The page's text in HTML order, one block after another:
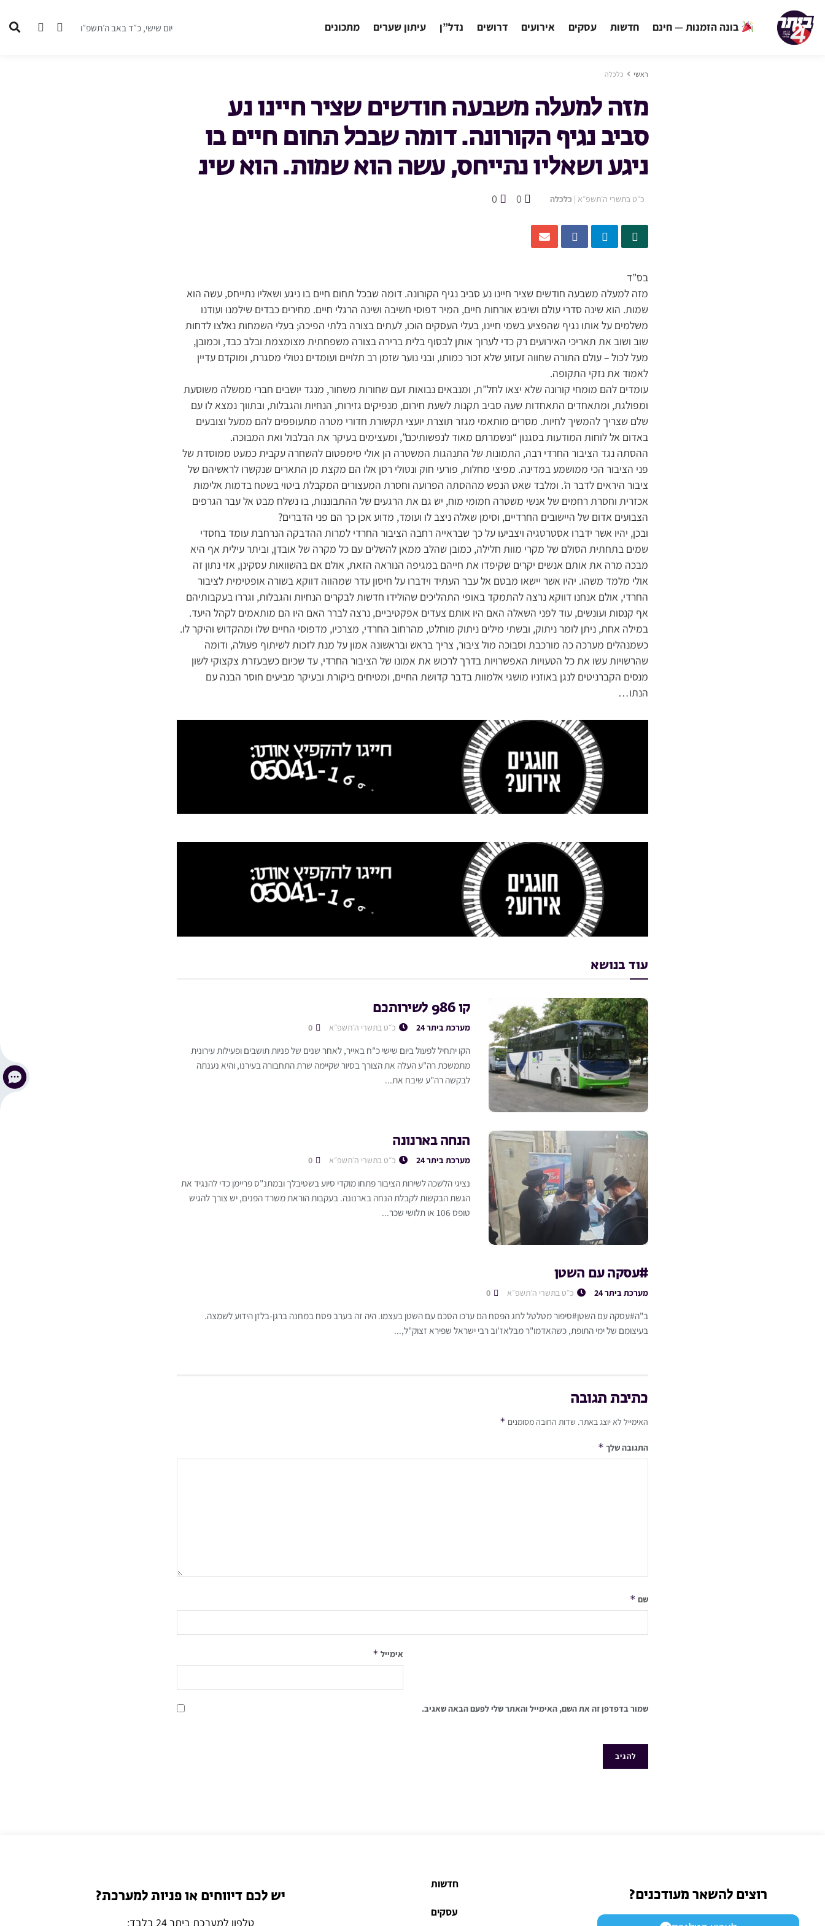
בונה הזמנות — חינם חדשות עסקים אירועים דרושים נדל”ן עיתון שערים מתכונים יום שישי, כ״ד באב ה׳תשפ״ו
ראשי כלכלה
מזה למעלה משבעה חודשים שציר חיינו נע
סביב נגיף הקורונה. דומה שבכל תחום חיים בו
ניגע ושאליו נתייחס, עשה הוא שמות. הוא שינ
כ״ט בתשרי ה׳תשפ״א | כלכלה 0
0
בס”ד
מזה למעלה משבעה חודשים שציר חיינו נע סביב נגיף הקורונה. דומה שבכל תחום חיים בו ניגע ושאליו נתייחס, עשה הוא
שמות. הוא שינה סדרי עולם ושיבש אורחות חיים, המיר דפוסי חשיבה ושינה הרגלי חיים. מחירים כבדים שילמנו ועודנו
משלמים על אותו נגיף שהפציע בשמי חיינו, בעלי העסקים הוכו, לעתים בצורה בלתי הפיכה; בעלי השמחות נאלצו לדחות
שוב ושוב את תאריכי האירועים רק כדי לערוך אותן לבסוף בלית ברירה בצורה משפחתית מצומצמת ובלב כבד, וכמובן,
מעל לכול – עולם התורה שחווה זעזוע שלא זכור כמותו, ובני נוער שזמן רב תלויים ועומדים נטולי מסגרת, ומוקדם עדיין
לאמוד את נזקי התקופה.
עומדים להם מומחי קורונה שלא יצאו לחל”ת, ומנבאים נבואות זעם שחורות משחור, מנגד יושבים חברי ממשלה משוסעת
ומפולגת, ומתאחדים התאחדות שעה סביב תקנות לשעת חירום, מנפיקים גזירות, הנחיות והגבלות, ובתווך נמצא לו עם
שלם שצריך להמשיך לחיות. מסרים מותאמי מגזר תוצרת יועצי תקשורת חדורי מטרה מתעופפים להם ממעל וצובעים
באדום אל לוחות המודעות בסגנון “ונשמרתם מאוד לנפשותיכם”, ומעצימים בעיקר את הבלבול ואת המבוכה.
ההסתה נגד הציבור החרדי רבה, התמונות של התנהגות המשטרה הן אולי סימפטום להשחרה עקבית כמעט ממוסדת של
פני הציבור הכי ממושמע במדינה. מפיצי מחלות, פורעי חוק ונטולי רסן אלו הם מקצת מן התארים שנקשרו לראשיהם של
ציבור היראים לדבר ה’. ומלבד שאט הנפש מההסתה הפרועה וחסרת המעצורים המקבלת ביטוי בשטח בדמות אלימות
אכזרית וחסרת רחמים של אנשי משטרה חמומי מוח, יש גם את הרגעים של ההתבוננות, בו נשלח מבט אל עבר הגרפים
הצבועים אדום של היישובים החרדיים, וסימן שאלה ניצב לו ועומד, מדוע אכן כך הם פני הדברים?
ובכן, יהיו אשר ידברו אסטרטגיה ויצביעו על כך שבראייה רחבה הציבור החרדי למרות ההדבקה הנרחבת עומד בחסדי
שמים בתחתית הסולם של מקרי מוות חלילה, כמובן שהלב ממאן להשלים עם כל מקרה של אובדן, וביתר עילית אף היא
מבכה מרה את אותם אנשים יקרים שקיפדו את חייהם במגיפה הנוראה הזאת, אולם אם בהשוואות עסקינן, אזי נתון זה
אולי מלמד משהו. יהיו אשר יישאו מבטם אל עבר העתיד וידברו על חיסון עדר שמהווה דווקא בשורה אופטימית לציבור
החרדי, אולם אנחנו דווקא נרצה להתמקד באופי התהליכים שהולידו חדשות לבקרים הנחיות והגבלות, וגררו בעקבותיהם
אף קנסות ועונשים, עוד לפני השאלה האם היו אותם צעדים אפקטיביים, נרצה לברר האם היו הם מותאמים לקהל היעד.
במילה אחת, ניתן לומר ניתוק, ובשתי מילים ניתוק מוחלט, מהרחוב החרדי, מצרכיו, מדפוסי החיים שלו ומהקדוש והיקר לו.
כשמנהלים מערכה כה מורכבת וסבוכה מול ציבור, צריך בראש ובראשונה אמון על מנת לזכות לשיתוף פעולה, ודומה
שהרשויות עשו את כל הטעויות האפשרויות בדרך לרכוש את אמונו של הציבור החרדי, עד שכיום כשבעזרת צקצוקי לשון
מנסים הקברניטים לנגן באוזניו מושגי אלמוות בדבר קדושת החיים, ומטיחים ביקורת ובעיקר מביעים חוסר הבנה עם
הנתו…
עוד בנושא
קו 986 לשירותכם
מערכת ביתר 24 כ״ט בתשרי ה׳תשפ״א
הקו יתחיל לפעול ביום שישי כ"ח באייר, לאחר שנים של פניות תושבים ופעילות עירונית
מתמשכת רה"ע העלה את הצורך בסיור שקיימה שרת התחבורה בעירנו, והיא נענתה
לבקשה רה"ע שיבח את...
הנחה בארנונה
מערכת ביתר 24 כ״ט בתשרי ה׳תשפ״א
נציגי הלשכה לשירות הציבור פתחו מוקדי סיוע בשטיבלך ובמתנ"ס פריימן כדי להנגיד את
הגשת הבקשות לקבלת הנחה בארנונה. בעקבות הוראת משרד הפנים, יש צורך להגיש
טופס 106 או תלושי שכר...
#עסקה עם השטן
מערכת ביתר 24 כ״ט בתשרי ה׳תשפ״א
ב"ה#עסקה עם השטן#סיפור מטלטל לחג הפסח הם ערכו הסכם עם השטן בעצמו. היה זה בערב פסח במחנה ברגן-בלזן הידוע לשמצה.
בעיצומם של ימי התופת, כשהאדמו"ר מבלאז'וב רבי ישראל שפירא זצוק"ל,...
כתיבת תגובה
האימייל לא יוצג באתר. שדות החובה מסומנים *
התגובה שלך *
שם *
אימייל *
שמור בדפדפן זה את השם, האימייל והאתר שלי לפעם הבאה שאגיב.
רוצים להשאר מעודכנים?
חדשות
עסקים
יש לכם דיווחים או פניות למערכת?
טלפון למערכת ביתר 24 בלבד: